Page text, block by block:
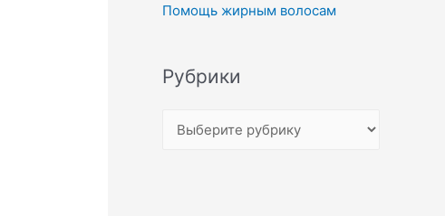
Помощь жирным волосам
Рубрики